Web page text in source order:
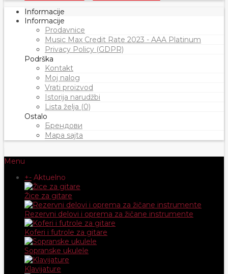
Informacije
Informacije
Prodavnice
Music Max Credit Rate 2023 - AAA Platinum
Privacy Policy (GDPR)
Podrška
Kontakt
Moj nalog
Vrati proizvod
Istorija narudžbi
Lista želja (0)
Ostalo
Брендови
Mapa sajta
Menu
+- Aktuelno
Žice za gitare
Rezervni delovi i oprema za žičane instrumente
Koferi i futrole za gitare
Sopranske ukulele
Klavijature